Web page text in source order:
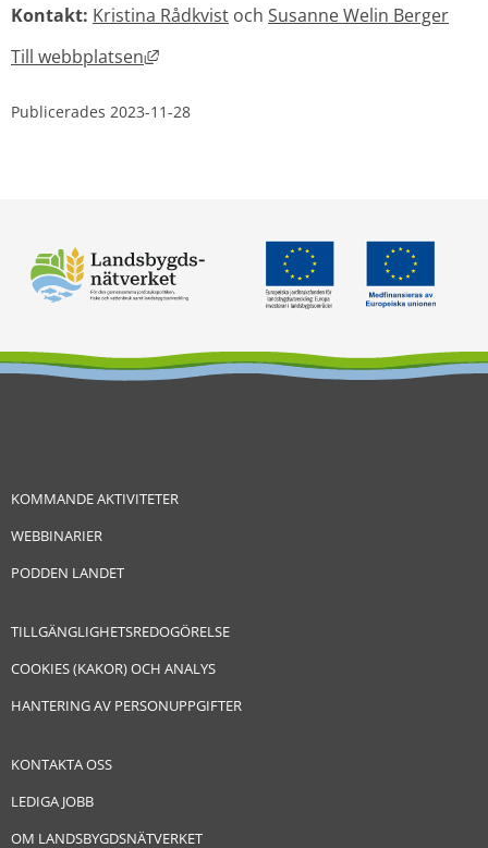
Kontakt: Kristina Rådkvist och Susanne Welin Berger
Till webbplatsen
Länk till annan webbplats, öppnas i
Publicerades 2023-11-28
KOMMANDE AKTIVITETER
WEBBINARIER
PODDEN LANDET
TILLGÄNGLIGHETSREDOGÖRELSE
COOKIES (KAKOR) OCH ANALYS
HANTERING AV PERSONUPPGIFTER
KONTAKTA OSS
LEDIGA JOBB
OM LANDSBYGDSNÄTVERKET